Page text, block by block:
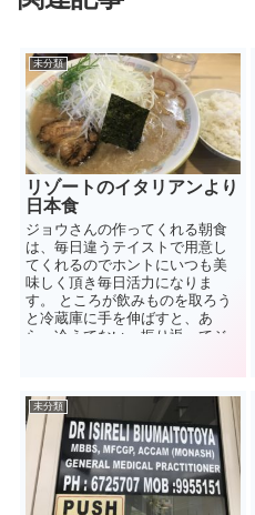
未分類
リゾートのイタリアンより
日本食
ジョウさんの作ってくれる朝食
は、毎日違うテイストで用意し
てくれるのでホントにいつも美
味しく頂き毎日活力になりま
す。 ところが飲みものを取ろう
と冷蔵庫に手を伸ばすと、あ
ら、冷えてない…振り返ってジ
未分類